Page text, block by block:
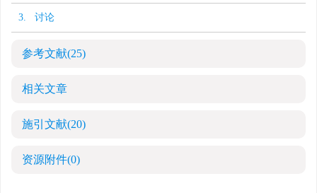
3. 讨论
参考文献(25)
相关文章
施引文献(20)
资源附件(0)